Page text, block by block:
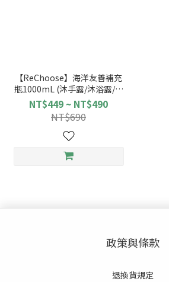
【ReChoose】海洋友善補充
瓶1000mL (沐手露/沐浴露/洗
碗精)
NT$449 ~ NT$490
NT$690
政策與條款
退換貨規定